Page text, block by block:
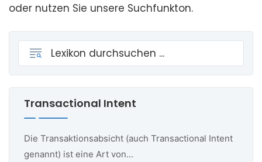
oder nutzen Sie unsere Suchfunkton.
Transactional Intent
Die Transaktionsabsicht (auch Transactional Intent
genannt) ist eine Art von...